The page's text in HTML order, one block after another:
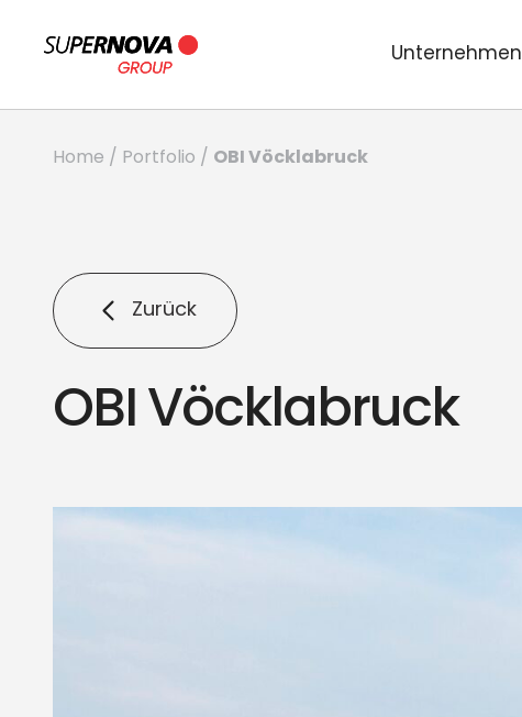
Unternehmen
Home / Portfolio / OBI Vöcklabruck
Zurück
OBI Vöcklabruck